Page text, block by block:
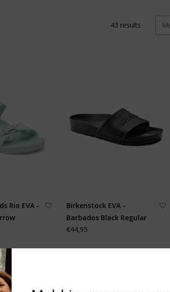
43 results
Rio EVA -
Birkenstock EVA -
Barbados Black Regular
€44,95